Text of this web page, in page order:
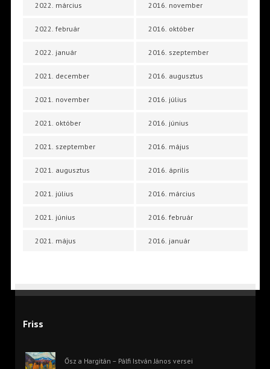
2022. március
2022. február
2022. január
2021. december
2021. november
2021. október
2021. szeptember
2021. augusztus
2021. július
2021. június
2021. május
2016. november
2016. október
2016. szeptember
2016. augusztus
2016. július
2016. június
2016. május
2016. április
2016. március
2016. február
2016. január
Friss
Ősz a Hargitán – Pálfi István János versei